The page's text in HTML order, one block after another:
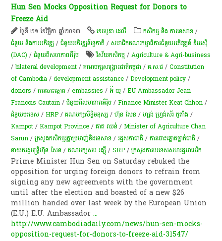
Hun Sen Mocks Opposition Request for Donors to
Freeze Aid
ថ្ងៃទី ២១ ខែវិច្ឆិកា ឆ្នាំ២០១៣ ខេមបូឌា ដេលី កសិកម្ម​ និង​ ការ​នេ​សាទ​ /
ជំនួយ និងការអភិវឌ្ឍ /ជំនួយអភិវឌ្ឍន៍ទ្វេភាគី /សមាជិកគណៈកម្មាធិការជំនួយអភិវឌ្ឍន៍ ឌីអេស៊ី
(DAC) /ជំនួយពីសហភាពអឺរ៉ុប វិស័យកសិកម្ម /Agriculture & Agri-business
/bilateral development /គណបក្សសង្គ្រោះជាតិកម្ពុជា /គ.ស.ជ /Constitution
of Cambodia /development assistance /Development policy /
donors /ការបោះឆ្នោត / embassies /អ៊ី យូ /EU Ambassador Jean-
Francois Cautain /ជំនួយពីសហភាពអឺរ៉ុប /Finance Minister Keat Chhon /
ជំ​នួយបរទេស /HRP /គណបក្សសិទ្ធិមនុស្ស /ហ៊ុន សែន /ហ្សង់ ហ្វ្រង់ស័រ កូតាំង/
Kampot /Kampot Province /គាត ឈន់ /Minister of Agriculture Chan
Sarun /ក្រសួងកសិកម្មរុក្ខាប្រមាញ់និងនេសាទ /រដ្ឋសភា​ជាតិ /ការបោះឆ្នោតថ្នាក់​ជាតិ /
នាយករដ្ឋមន្ត្រីហ៊ុន សែន /គណបក្សសម រង្ស៊ី /SRP /ក្រសួងការបរទេសសហរដ្ឋអាមេរិក
Prime Minister Hun Sen on Saturday rebuked the
opposition for urging foreign donors to refrain from
signing any new agreements with the government
until after the election and boasted of a new $26
million handed over last week by the European Union
(E.U.) E.U. Ambassador...
http://www.cambodiadaily.com/news/hun-sen-mocks-
opposition-request-for-donors-to-freeze-aid-31547/